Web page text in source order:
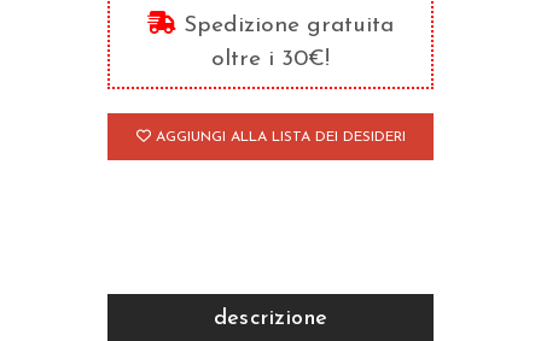
Gesù
quantità
Spedizione gratuita
oltre i 30€!
AGGIUNGI ALLA LISTA DEI DESIDERI
descrizione